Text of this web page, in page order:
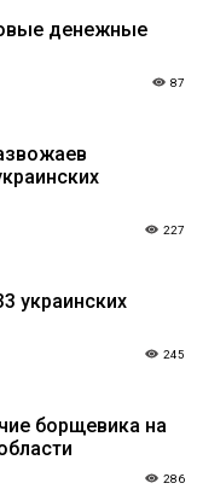
денежные
87
227
украинских
245
борщевика на
286